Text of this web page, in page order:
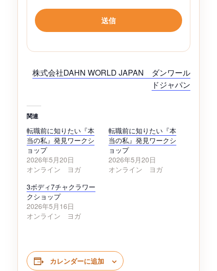
株式会社DAHN WORLD JAPAN ダンワール
ドジャパン
関連
転職前に知りたい『本
当の私』発見ワークシ
ョップ
2026年5月20日
オンライン ヨガ
転職前に知りたい『本
当の私』発見ワークシ
ョップ
2026年5月20日
オンライン ヨガ
3ボディ7チャクラワー
クショップ
2026年5月16日
オンライン ヨガ
カレンダーに追加